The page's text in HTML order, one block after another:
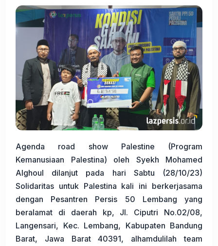
Agenda road show Palestine (Program
Kemanusiaan Palestina) oleh Syekh Mohamed
Alghoul dilanjut pada hari Sabtu (28/10/23)
Solidaritas untuk Palestina kali ini berkerjasama
dengan Pesantren Persis 50 Lembang yang
beralamat di daerah kp, Jl. Ciputri No.02/08,
Langensari, Kec. Lembang, Kabupaten Bandung
Barat, Jawa Barat 40391, alhamdulilah team